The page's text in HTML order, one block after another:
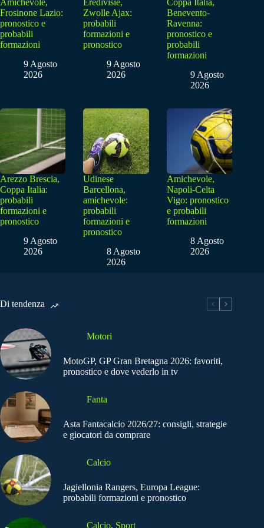
Amichevole,
Frosinone Lazio:
pronostico e
probabili
formazioni
9 Agosto
2026
Eredivisie,
Zwolle Ajax:
probabili
formazioni e
pronostico
9 Agosto
2026
Coppa Italia,
Benevento-
Ravenna:
pronostico e
probabili
formazioni
9 Agosto
2026
Arezzo Brescia,
Coppa Italia:
probabili
formazioni e
pronostico
9 Agosto
2026
Udinese
Barcellona,
amichevole:
probabili
formazioni e
pronostico
8 Agosto
2026
Amichevole,
Napoli-Celta
Vigo: pronostico
e probabili
formazioni
8 Agosto
2026
Di tendenza
Motori
MotoGP, GP Gran Bretagna 2026: favoriti,
pronostico e dove vederlo in tv
Fanta
Asta Fantacalcio 2026/27: consigli, strategie
e giocatori da comprare
Calcio
Jagiellonia Rangers, Europa League:
probabili formazioni e pronostico
Calcio, Sport